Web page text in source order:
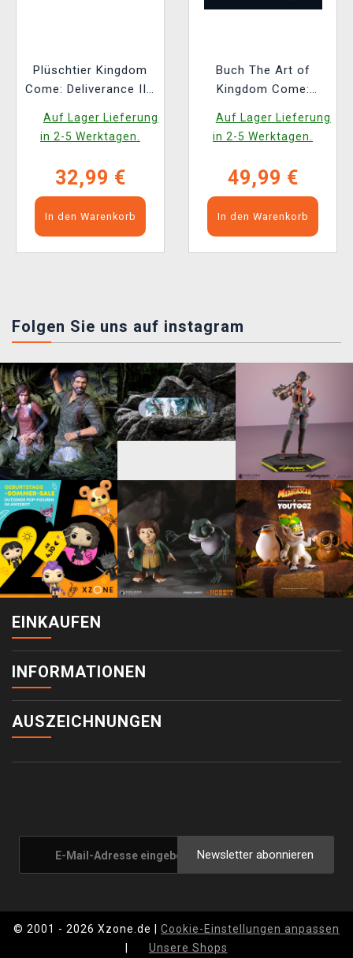
Plüschtier Kingdom
Come: Deliverance II -
Auf Lager Lieferung
in 2-5 Werktagen.
32,99 €
In den Warenkorb
Buch The Art of
Kingdom Come:
Auf Lager Lieferung
in 2-5 Werktagen.
49,99 €
In den Warenkorb
Folgen Sie uns auf instagram
EINKAUFEN
INFORMATIONEN
AUSZEICHNUNGEN
Newsletter abonnieren
© 2001 - 2026 Xzone.de | Cookie-Einstellungen anpassen
Unsere Shops